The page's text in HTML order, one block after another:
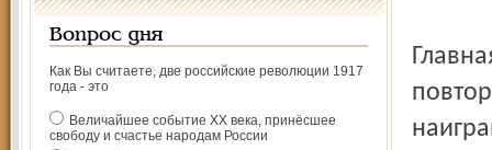
Вопрос дня
Как Вы считаете, две российские революции 1917
года - это
Величайшее событие ХХ века, принёсшее
свободу и счастье народам России